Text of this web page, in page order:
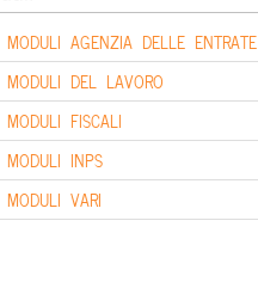
MODULI AGENZIA DELLE ENTRATE
MODULI DEL LAVORO
MODULI FISCALI
MODULI INPS
MODULI VARI